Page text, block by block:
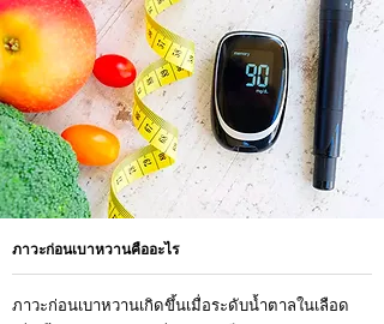
ภาวะก่อนเบาหวานคืออะไร
ภาวะก่อนเบาหวานเกิดขึ้นเมื่อระดับน้ำตาลในเลือด